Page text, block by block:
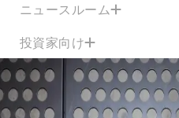
ニュースルーム
投資家向け